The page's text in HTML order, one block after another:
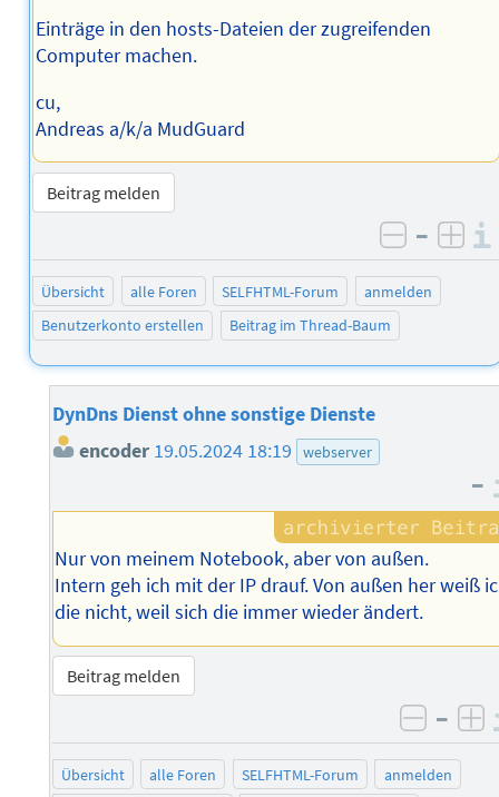
Einträge in den hosts-Dateien der zugreifenden
Computer machen.
cu,
Andreas a/k/a MudGuard
Beitrag melden
negativ
–
Übersicht alle Foren SELFHTML-Forum
anmelden
Benutzerkonto erstellen
Beitrag im Thread-Baum
DynDns Dienst ohne sonstige Dienste
encoder 19.05.2024 18:19 webserver
–
Nur von meinem Notebook, aber von außen.
Intern geh ich mit der IP drauf. Von außen her weiß
die nicht, weil sich die immer wieder ändert.
Beitrag melden
–
Übersicht alle Foren SELFHTML-Forum
anmelden